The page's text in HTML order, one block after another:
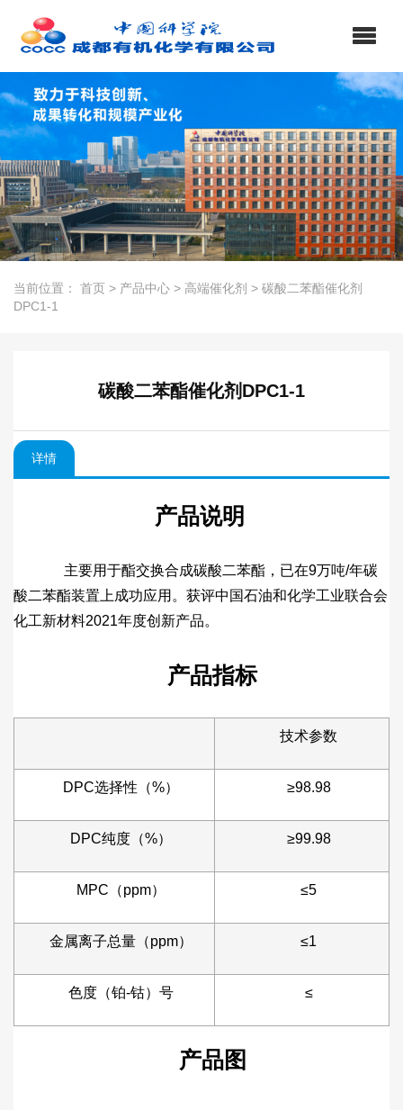
当前位置： 首页 > 产品中心 > 高端催化剂 > 碳酸二苯酯催化剂
DPC1-1
碳酸二苯酯催化剂DPC1-1
详情
产品说明
主要用于酯交换合成碳酸二苯酯，已在9万吨/年碳
酸二苯酯装置上成功应用。获评中国石油和化学工业联合会
化工新材料2021年度创新产品。
产品指标
技术参数
DPC选择性（%） ≥98.98
DPC纯度（%） ≥99.98
MPC（ppm） ≤5
金属离子总量（ppm） ≤1
色度（铂-钴）号 ≤
产品图